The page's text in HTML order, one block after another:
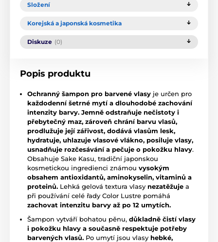
Složení
Korejská a japonská kosmetika
Diskuze (0)
Popis produktu
Ochranný šampon pro barvené vlasy je určen pro
každodenní šetrné mytí a dlouhodobé zachování
intenzity barvy. Jemně odstraňuje nečistoty i
přebytečný maz, zároveň chrání barvu vlasů,
prodlužuje její zářivost, dodává vlasům lesk,
hydratuje, uhlazuje vlasové vlákno, posiluje vlasy,
usnadňuje rozčesávání a pečuje o pokožku hlavy.
Obsahuje Sake Kasu, tradiční japonskou
kosmetickou ingredienci známou vysokým
obsahem antioxidantů, aminokyselin, vitaminů a
proteinů. Lehká gelová textura vlasy nezatěžuje a
při používání celé řady Color Lustre pomáhá
zachovat intenzitu barvy až po 12 umytích.
Šampon vytváří bohatou pěnu, důkladně čistí vlasy
i pokožku hlavy a současně respektuje potřeby
barvených vlasů. Po umytí jsou vlasy hebké,